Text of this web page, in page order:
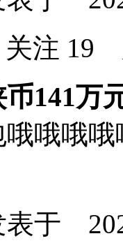
注 19
141万
哦哦哦
于